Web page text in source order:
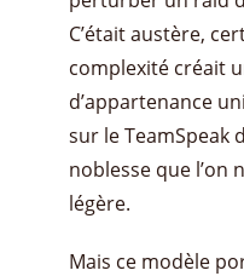
C’était austère,
complexité créait
d’appartenance
sur le TeamSpeak
noblesse que l’on
légère.
Mais ce modèle